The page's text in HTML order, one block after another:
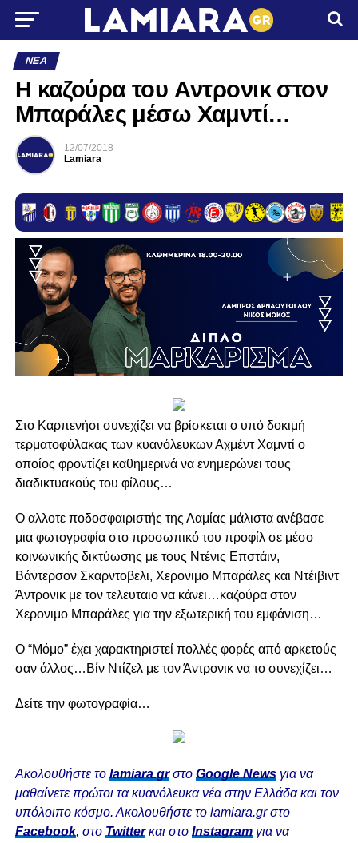
ΝΈΑ
Η καζούρα του Aντρονικ στον
Μπαράλες μέσω Χαμντί…
12/07/2018
Lamiara
Στο Καρπενήσι συνεχίζει να βρίσκεται ο υπό δοκιμή
τερματοφύλακας των κυανόλευκων Αχμέντ Χαμντί ο
οποίος φροντίζει καθημερινά να ενημερώνει τους
διαδικτυακούς του φίλους…
Ο αλλοτε ποδοσφαιριστής της Λαμίας μάλιστα ανέβασε
μια φωτογραφία στο προσωπικό του προφίλ σε μέσο
κοινωνικής δικτύωσης με τους Ντένις Επστάιν,
Βάντερσον Σκαρντοβελι, Χερονιμο Μπαράλες και Ντέιβιντ
Άντρονικ με τον τελευταιο να κάνει…καζούρα στον
Χερονιμο Μπαράλες για την εξωτερική του εμφάνιση…
Ο “Μόμο” έχει χαρακτηριστεί πολλές φορές από αρκετούς
σαν άλλος…Βίν Ντίζελ με τον Άντρονικ να το συνεχίζει…
Δείτε την φωτογραφία…
Ακολουθήστε το lamiara.grστο Google Newsγια να
μαθαίνετε πρώτοι τα κυανόλευκα νέα στην Ελλάδα και τον
υπόλοιπο κόσμο. Ακολουθήστε το lamiara.gr στο
Facebook, στο Twitterκαι στο Instagram για να